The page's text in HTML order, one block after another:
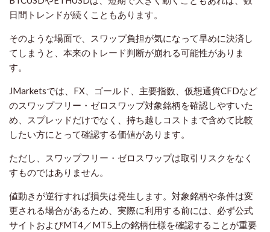
日間トレンドが続くこともあります。
そのような場面で、スワップ負担が気になって早めに決済し
てしまうと、本来のトレード判断が崩れる可能性がありま
す。
JMarketsでは、FX、ゴールド、主要指数、仮想通貨CFDなど
のスワップフリー・ゼロスワップ対象銘柄を確認しやすいた
め、スプレッドだけでなく、持ち越しコストまで含めて比較
したい方にとって確認する価値があります。
ただし、スワップフリー・ゼロスワップは取引リスクをなく
すものではありません。
値動きが逆行すれば損失は発生します。対象銘柄や条件は変
更される場合があるため、実際に利用する前には、必ず公式
サイトおよびMT4／MT5上の銘柄仕様を確認することが重要